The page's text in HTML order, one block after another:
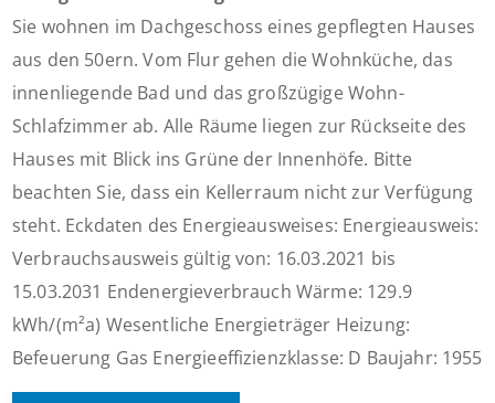
Sie wohnen im Dachgeschoss eines gepflegten Hauses
aus den 50ern. Vom Flur gehen die Wohnküche, das
innenliegende Bad und das großzügige Wohn-
Schlafzimmer ab. Alle Räume liegen zur Rückseite des
Hauses mit Blick ins Grüne der Innenhöfe. Bitte
beachten Sie, dass ein Kellerraum nicht zur Verfügung
steht. Eckdaten des Energieausweises: Energieausweis:
Verbrauchsausweis gültig von: 16.03.2021 bis
15.03.2031 Endenergieverbrauch Wärme: 129.9
kWh/(m²a) Wesentliche Energieträger Heizung:
Befeuerung Gas Energieeffizienzklasse: D Baujahr: 1955